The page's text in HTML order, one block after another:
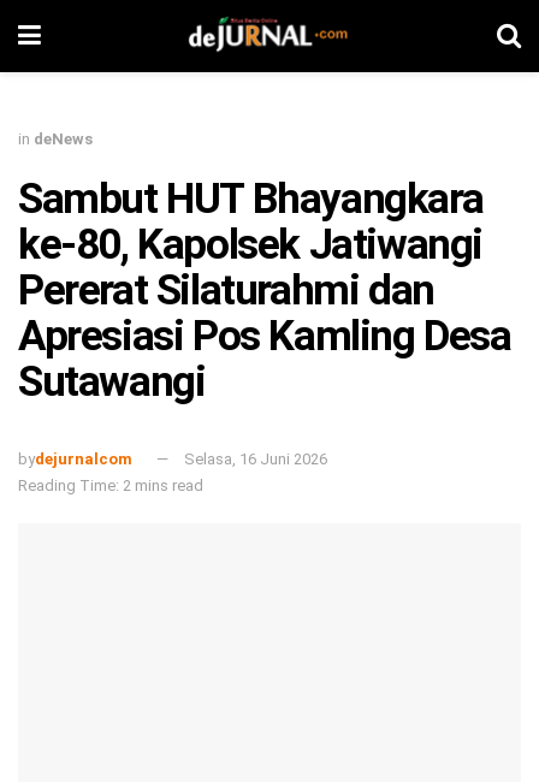
in deNews
Sambut HUT Bhayangkara
ke-80, Kapolsek Jatiwangi
Pererat Silaturahmi dan
Apresiasi Pos Kamling Desa
Sutawangi ​
bydejurnalcom
Selasa, 16 Juni 2026
Reading Time: 2 mins read